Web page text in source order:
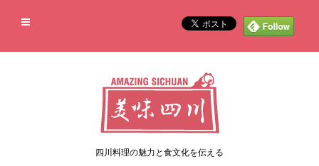
四川料理の魅力と食文化を伝える